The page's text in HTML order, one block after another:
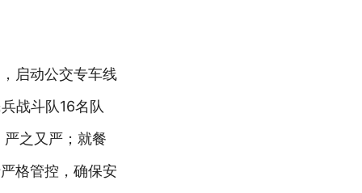
启动公交专车线
战斗队16名队
之又严；就餐
格管控，确保安